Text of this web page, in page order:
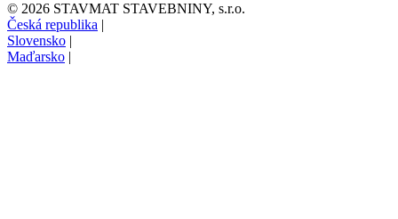
© 2026 STAVMAT STAVEBNINY, s.r.o.
Česká republika |
Slovensko |
Maďarsko |